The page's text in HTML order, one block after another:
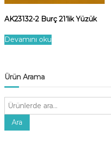
AK23132-2 Burç 21’lik Yüzük
Devamını oku
Ürün Arama
:
Ara